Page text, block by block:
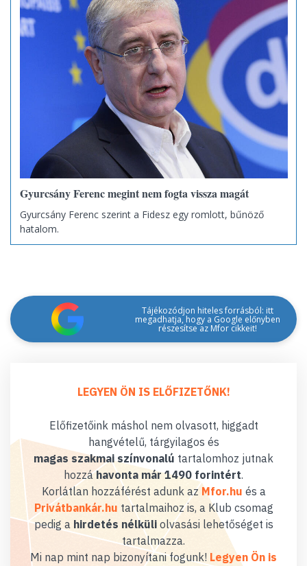
Gyurcsány Ferenc megint nem fogta vissza magát
Gyurcsány Ferenc szerint a Fidesz egy romlott, bűnöző
hatalom.
Tájékozódjon hiteles forrásból: itt
megadhatja, hogy a Google előnyben
részesítse az Mfor cikkeit!
LEGYEN ÖN IS ELŐFIZETŐNK!
Előfizetőink máshol nem olvasott, higgadt
hangvételű, tárgyilagos és
magas szakmai színvonalú tartalomhoz jutnak
hozzáhavonta már 1490 forintért.
Korlátlan hozzáférést adunk az Mfor.hu és a
Privátbankár.hu tartalmaihoz is, a Klub csomag
pedig a hirdetés nélküliolvasási lehetőséget is
tartalmazza.
Mi nap mint nap bizonyítani fogunk! Legyen Ön is